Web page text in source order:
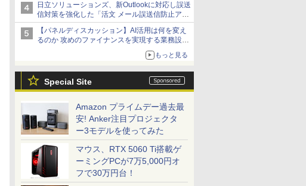
日立ソリューションズ、新Outlookに対応し誤送
信対策を強化した「活文 メール誤送信防止アド
インサービス」を提供
【パネルディスカッション】AI活用は何を変え
るのか 攻めのファイナンスを実現する業務設計
もっと見る
Special Site
Amazon プライムデー過去最
安! Anker注目プロジェクタ
ー3モデルを使ってみた
マウス、RTX 5060 Ti搭載ゲ
ーミングPCが7万5,000円オ
フで30万円台！